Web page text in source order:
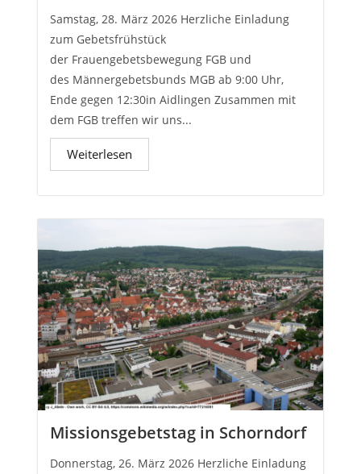
Samstag, 28. März 2026 Herzliche Einladung
zum Gebetsfrühstück
der Frauengebetsbewegung FGB und
des Männergebetsbunds MGB ab 9:00 Uhr,
Ende gegen 12:30in Aidlingen Zusammen mit
dem FGB treffen wir uns...
Weiterlesen
Missionsgebetstag in Schorndorf
Donnerstag, 26. März 2026 Herzliche Einladung